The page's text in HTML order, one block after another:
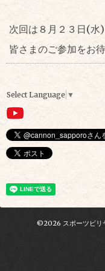
次回は８月２３日(水
皆さまのご参加をお
Select Language ▼
©2026 スポーツビ